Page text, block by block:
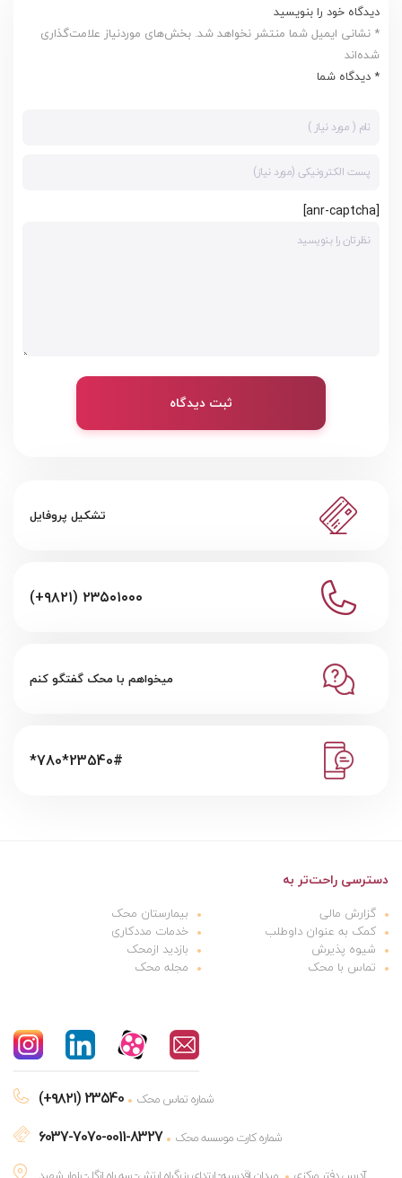
دیدگاه خود را بنویسید
* نشانی ایمیل شما منتشر نخواهد شد. بخش‌های موردنیاز علامت‌گذاری
شده‌اند
* دیدگاه شما
[anr-captcha]
ثبت دیدگاه
تشکیل پروفایل
(+۹۸۲۱) ۲۳۵۰۱۰۰۰
میخواهم با محک گفتگو کنم
*780*23540#
دسترسی راحت‌تر به
گزارش مالی
بیمارستان محک
کمک به عنوان داوطلب
خدمات مددکاری
شیوه پذیرش
بازدید ازمحک
تماس با محک
مجله محک
(+۹۸۲۱) 23540 شماره تماس محک
6037-7070-0011-8327
شماره کارت موسسه محک